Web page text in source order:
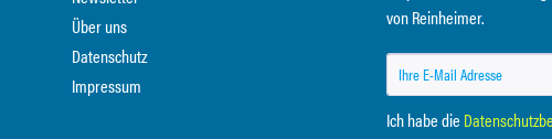
Über uns
Datenschutz
Impressum
von Reinheimer.
Ich habe die